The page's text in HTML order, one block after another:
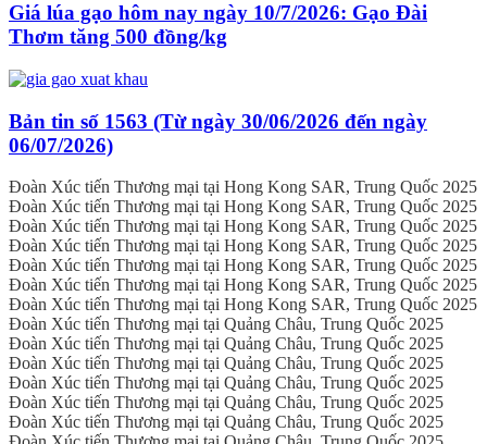
Giá lúa gạo hôm nay ngày 10/7/2026: Gạo Đài
Thơm tăng 500 đồng/kg
Bản tin số 1563 (Từ ngày 30/06/2026 đến ngày
06/07/2026)
Đoàn Xúc tiến Thương mại tại Hong Kong SAR, Trung Quốc 2025
Đoàn Xúc tiến Thương mại tại Hong Kong SAR, Trung Quốc 2025
Đoàn Xúc tiến Thương mại tại Hong Kong SAR, Trung Quốc 2025
Đoàn Xúc tiến Thương mại tại Hong Kong SAR, Trung Quốc 2025
Đoàn Xúc tiến Thương mại tại Hong Kong SAR, Trung Quốc 2025
Đoàn Xúc tiến Thương mại tại Hong Kong SAR, Trung Quốc 2025
Đoàn Xúc tiến Thương mại tại Hong Kong SAR, Trung Quốc 2025
Đoàn Xúc tiến Thương mại tại Quảng Châu, Trung Quốc 2025
Đoàn Xúc tiến Thương mại tại Quảng Châu, Trung Quốc 2025
Đoàn Xúc tiến Thương mại tại Quảng Châu, Trung Quốc 2025
Đoàn Xúc tiến Thương mại tại Quảng Châu, Trung Quốc 2025
Đoàn Xúc tiến Thương mại tại Quảng Châu, Trung Quốc 2025
Đoàn Xúc tiến Thương mại tại Quảng Châu, Trung Quốc 2025